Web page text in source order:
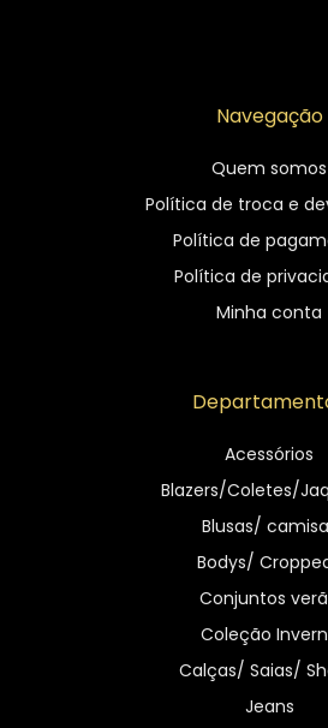
Navegação
Quem somos
Política de troca e
Política de
Política de
Minha conta
Acessórios
Blazers/Coletes/
Blusas/
Bodys/
Conjuntos
Coleção
Calças/ Saias/
Jeans